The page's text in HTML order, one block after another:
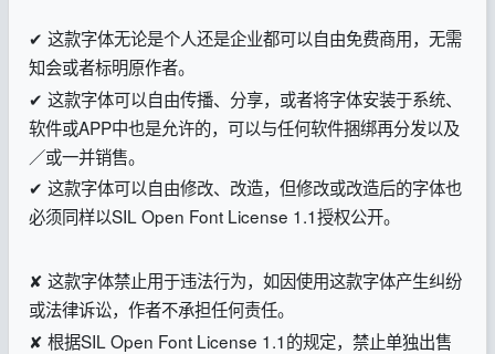
✔ 这款字体无论是个人还是企业都可以自由免费商用，无需
知会或者标明原作者。
✔ 这款字体可以自由传播、分享，或者将字体安装于系统、
软件或APP中也是允许的，可以与任何软件捆绑再分发以及
／或一并销售。
✔ 这款字体可以自由修改、改造，但修改或改造后的字体也
必须同样以SIL Open Font License 1.1授权公开。
✘ 这款字体禁止用于违法行为，如因使用这款字体产生纠纷
或法律诉讼，作者不承担任何责任。
✘ 根据SIL Open Font License 1.1的规定，禁止单独出售